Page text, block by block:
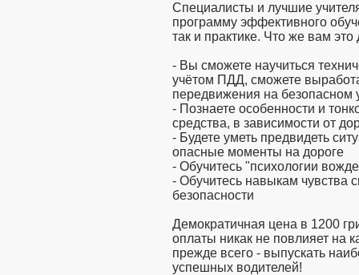
Специалисты и лучшие
программу эффективного
так и практике. Что же вам это
- Вы сможете научиться
учётом ПДД, сможете
передвижения на безопасном
- Познаете особенности и
средства, в зависимости от
- Будете уметь предвидеть
опасные моменты на дороге
- Обучитесь "психологии
- Обучитесь навыкам чувства
безопасности
Демократичная цена в 1200
оплаты никак не повлияет на
прежде всего - выпускать
успешных водителей!